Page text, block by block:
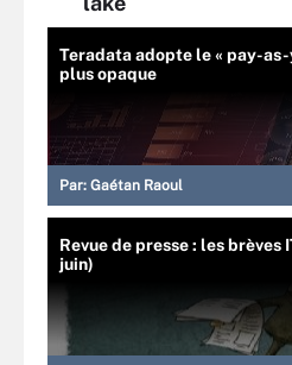
Teradata adopte le « pay-
plus opaque
Par: Gaétan Raoul
Revue de presse : les brèves
juin)